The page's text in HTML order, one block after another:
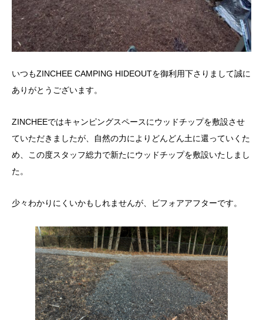
いつもZINCHEE CAMPING HIDEOUTを御利用下さりまして誠に
ありがとうございます。
ZINCHEEではキャンピングスペースにウッドチップを敷設させ
ていただきましたが、自然の力によりどんどん土に還っていくた
め、この度スタッフ総力で新たにウッドチップを敷設いたしまし
た。
少々わかりにくいかもしれませんが、ビフォアアフターです。